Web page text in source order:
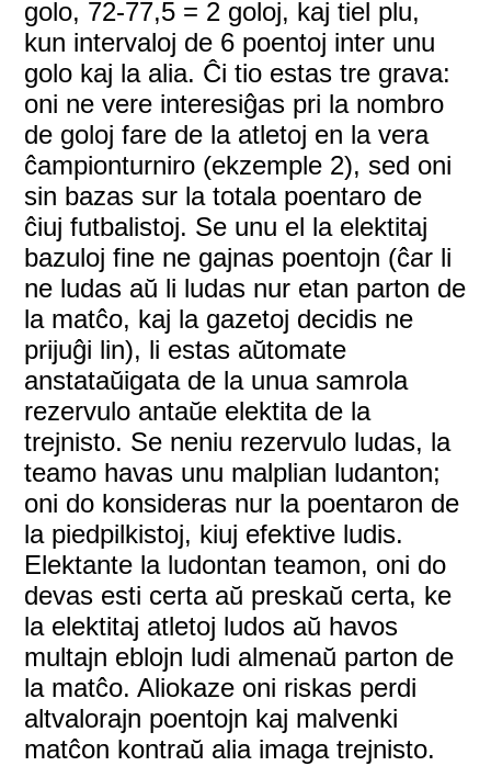
golo, 72-77,5 = 2 goloj, kaj tiel plu,
kun intervaloj de 6 poentoj inter unu
golo kaj la alia. Ĉi tio estas tre grava:
oni ne vere interesiĝas pri la nombro
de goloj fare de la atletoj en la vera
ĉampionturniro (ekzemple 2), sed oni
sin bazas sur la totala poentaro de
ĉiuj futbalistoj. Se unu el la elektitaj
bazuloj fine ne gajnas poentojn (ĉar li
ne ludas aŭ li ludas nur etan parton de
la matĉo, kaj la gazetoj decidis ne
prijuĝi lin), li estas aŭtomate
anstataŭigata de la unua samrola
rezervulo antaŭe elektita de la
trejnisto. Se neniu rezervulo ludas, la
teamo havas unu malplian ludanton;
oni do konsideras nur la poentaron de
la piedpilkistoj, kiuj efektive ludis.
Elektante la ludontan teamon, oni do
devas esti certa aŭ preskaŭ certa, ke
la elektitaj atletoj ludos aŭ havos
multajn eblojn ludi almenaŭ parton de
la matĉo. Aliokaze oni riskas perdi
altvalorajn poentojn kaj malvenki
matĉon kontraŭ alia imaga trejnisto.